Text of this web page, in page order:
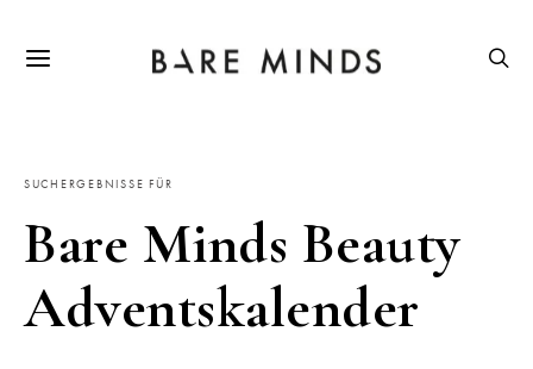
SUCHERGEBNISSE FÜR
Bare Minds Beauty
Adventskalender